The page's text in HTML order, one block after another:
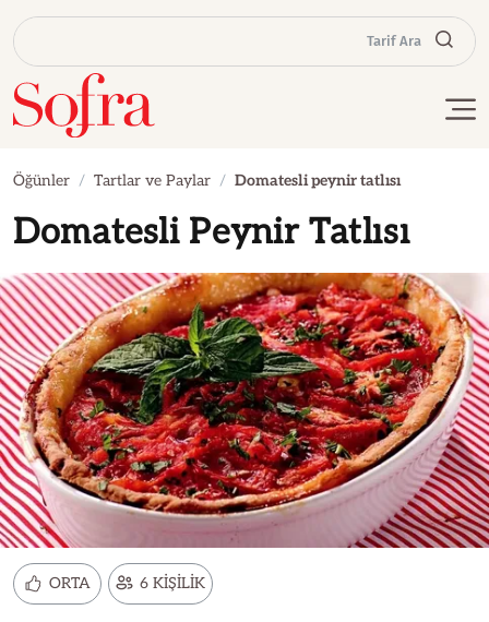
Tarif Ara
Öğünler Tartlar ve Paylar Domatesli peynir tatlısı
Domatesli Peynir Tatlısı
ORTA 6 KİŞİLİK